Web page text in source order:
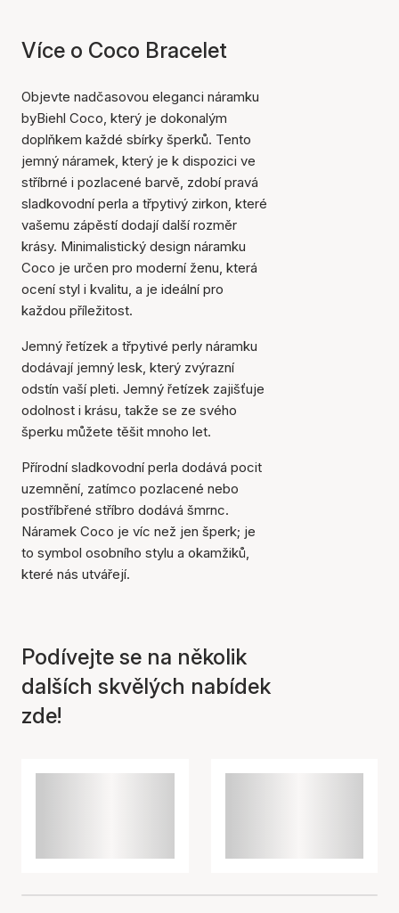
Více o Coco Bracelet
Objevte nadčasovou eleganci náramku
byBiehl Coco, který je dokonalým
doplňkem každé sbírky šperků. Tento
jemný náramek, který je k dispozici ve
stříbrné i pozlacené barvě, zdobí pravá
sladkovodní perla a třpytivý zirkon, které
vašemu zápěstí dodají další rozměr
krásy. Minimalistický design náramku
Coco je určen pro moderní ženu, která
ocení styl i kvalitu, a je ideální pro
každou příležitost.
Jemný řetízek a třpytivé perly náramku
dodávají jemný lesk, který zvýrazní
odstín vaší pleti. Jemný řetízek zajišťuje
odolnost i krásu, takže se ze svého
šperku můžete těšit mnoho let.
Přírodní sladkovodní perla dodává pocit
uzemnění, zatímco pozlacené nebo
postříbřené stříbro dodává šmrnc.
Náramek Coco je víc než jen šperk; je
to symbol osobního stylu a okamžiků,
které nás utvářejí.
Podívejte se na několik
dalších skvělých nabídek
zde!